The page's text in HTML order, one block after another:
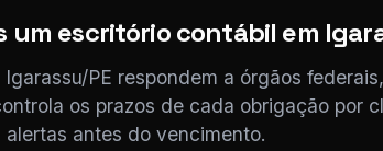
um escritório contábil em
PE respondem a órgãos
os prazos de cada obrigação por
alertas antes do vencimento.